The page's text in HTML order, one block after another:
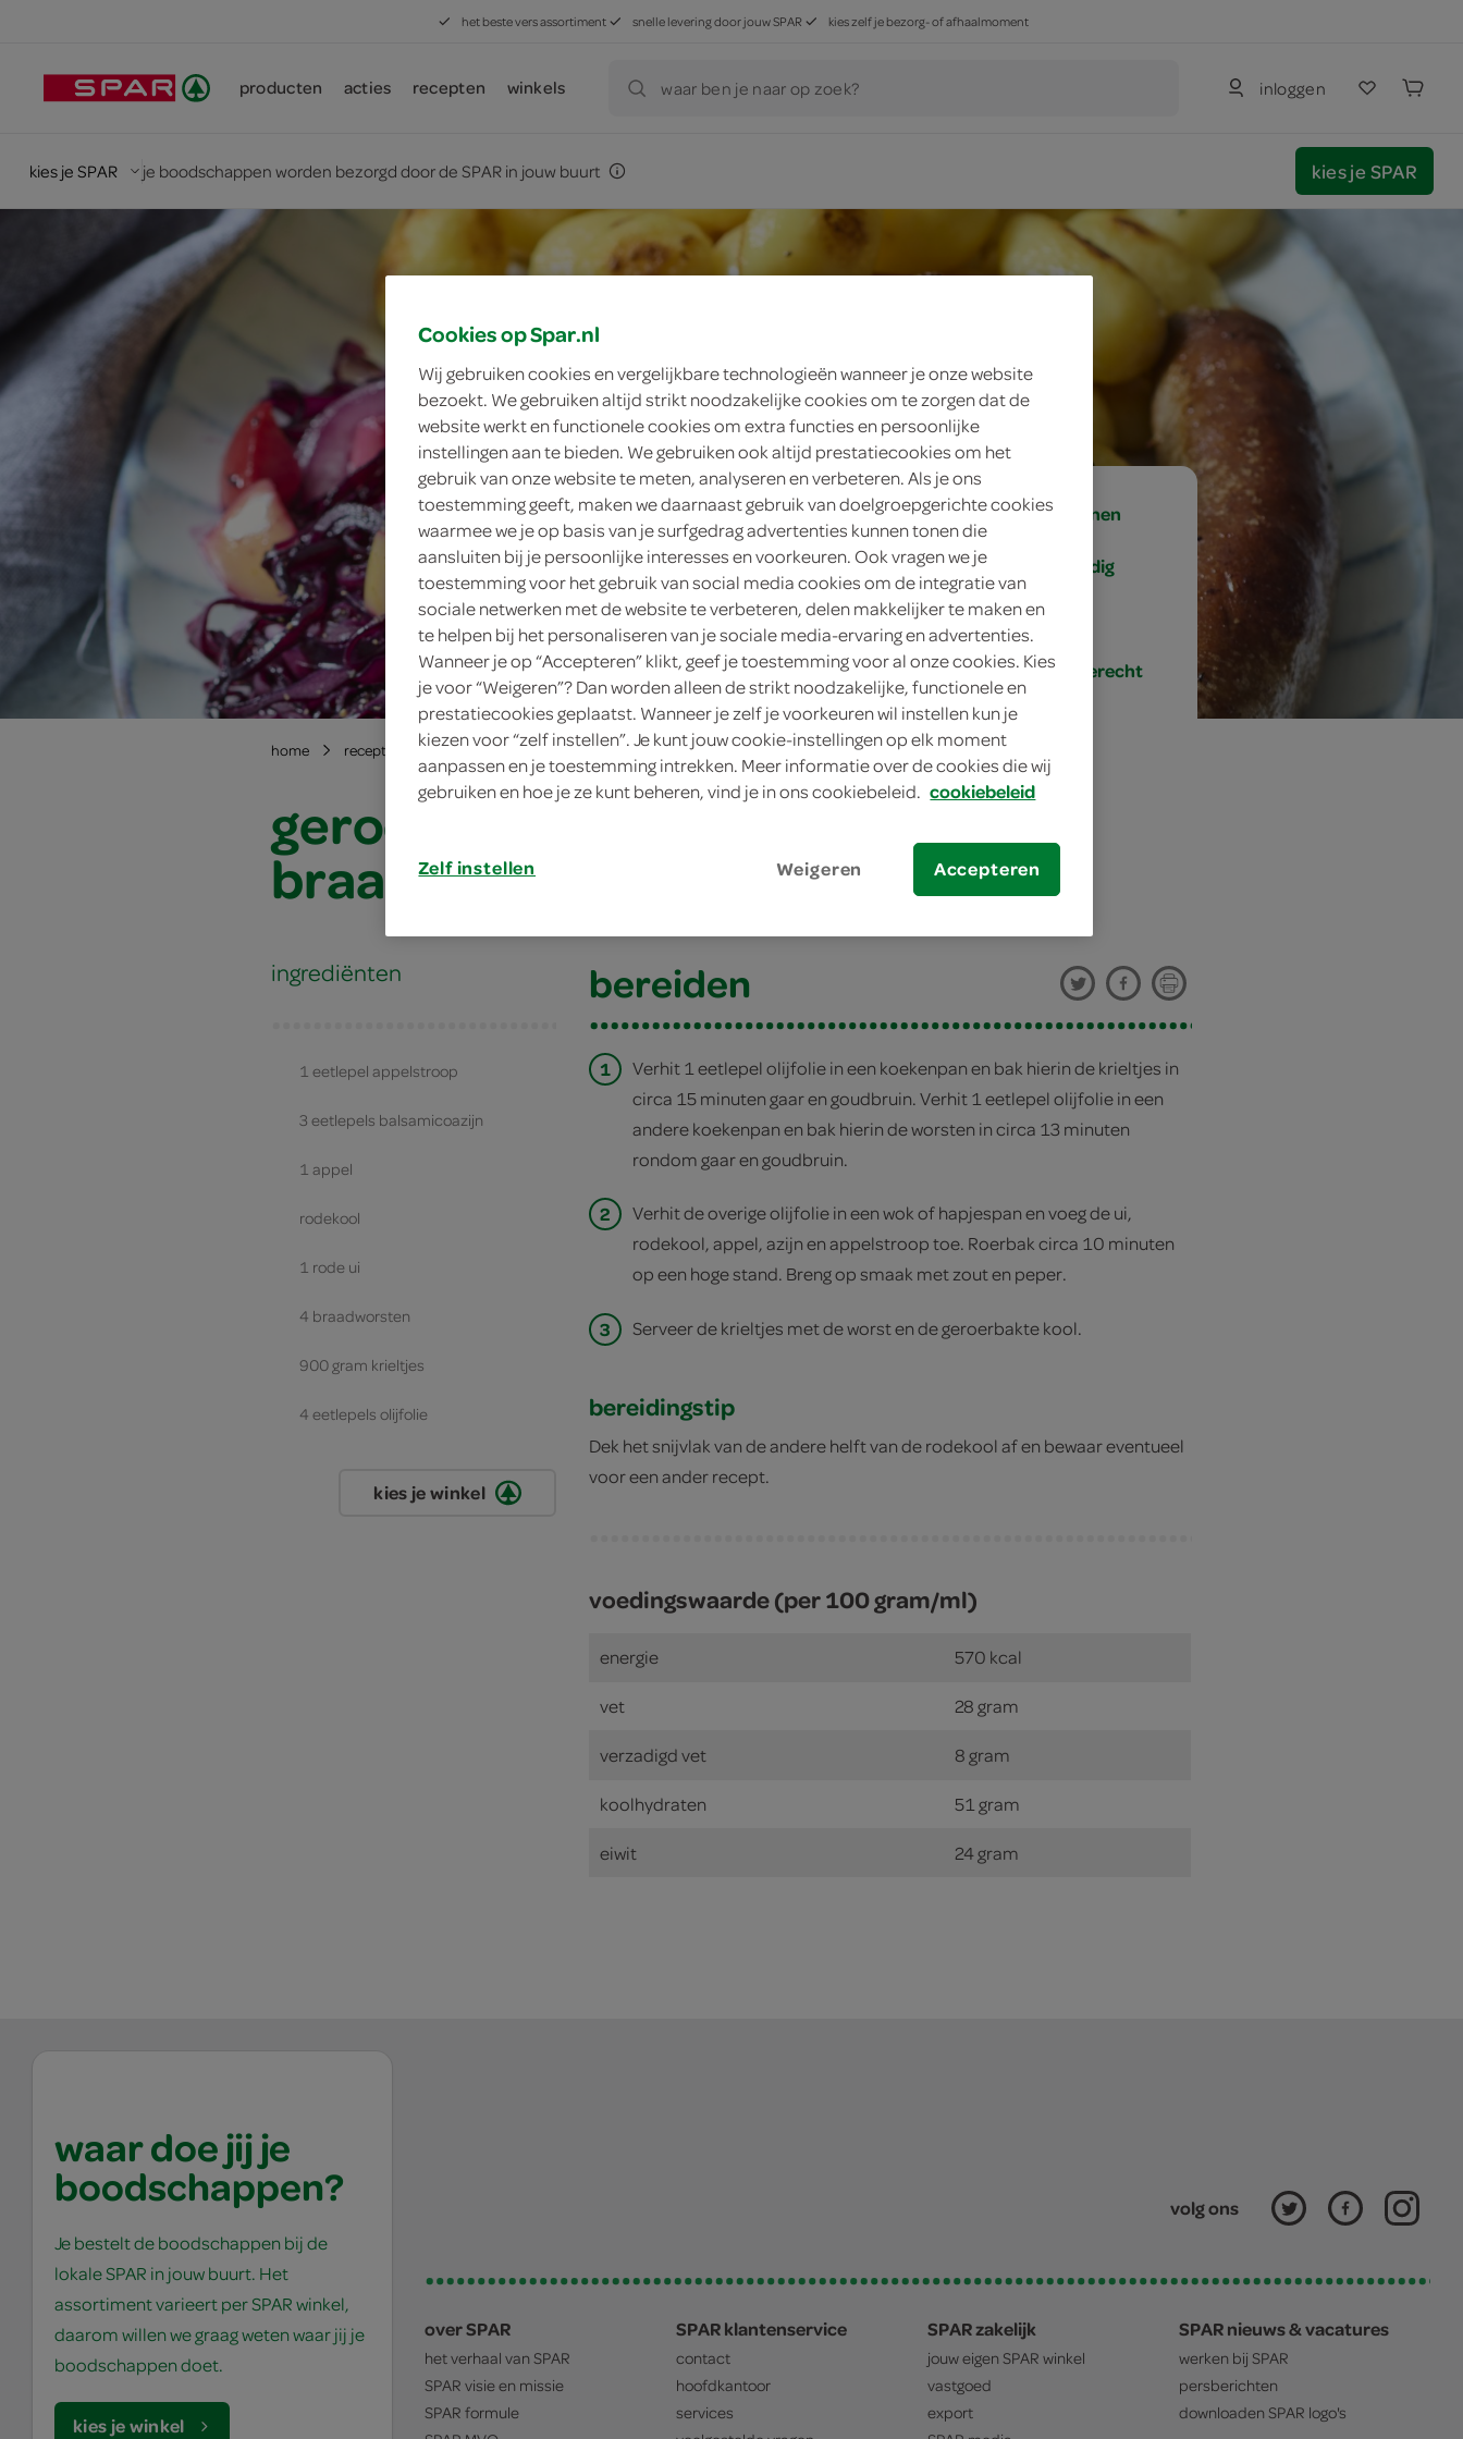
het beste vers assortiment snelle levering door jouw SPAR kies zelf je bezorg- of afhaalmoment
producten acties recepten winkels waar ben je naar op zoek? inloggen
kies je SPAR je boodschappen worden bezorgd door de SPAR in jouw buurt kies je SPAR
4 personen
eenvoudig
20 min.
hoofdgerecht
home recepten geroerbakte rodekool met braadworst en krieltjes
geroerbakte rodekool met
braadworst en krieltjes
ingrediënten
1 eetlepel appelstroop
3 eetlepels balsamicoazijn
1 appel
rodekool
1 rode ui
4 braadworsten
900 gram krieltjes
4 eetlepels olijfolie
kies je winkel
bereiden
1
Verhit 1 eetlepel olijfolie in een koekenpan en bak hierin de krieltjes in
circa 15 minuten gaar en goudbruin. Verhit 1 eetlepel olijfolie in een
andere koekenpan en bak hierin de worsten in circa 13 minuten
rondom gaar en goudbruin.
2
Verhit de overige olijfolie in een wok of hapjespan en voeg de ui,
rodekool, appel, azijn en appelstroop toe. Roerbak circa 10 minuten
op een hoge stand. Breng op smaak met zout en peper.
3 Serveer de krieltjes met de worst en de geroerbakte kool.
bereidingstip
Dek het snijvlak van de andere helft van de rodekool af en bewaar eventueel
voor een ander recept.
voedingswaarde (per 100 gram/ml)
energie 570 kcal
vet 28 gram
verzadigd vet 8 gram
koolhydraten 51 gram
eiwit 24 gram
waar doe jij je
boodschappen?
Je bestelt de boodschappen bij de
lokale SPAR in jouw buurt. Het
assortiment varieert per SPAR winkel,
daarom willen we graag weten waar jij je
boodschappen doet.
kies je winkel
volg ons
over SPAR
het verhaal van SPAR
SPAR visie en missie
SPAR formule
SPAR klantenservice
contact
hoofdkantoor
services
SPAR zakelijk
jouw eigen SPAR winkel
vastgoed
export
SPAR nieuws & vacatures
werken bij SPAR
persberichten
downloaden SPAR logo's
Cookies op Spar.nl
Wij gebruiken cookies en vergelijkbare technologieën wanneer je onze website
bezoekt. We gebruiken altijd strikt noodzakelijke cookies om te zorgen dat de
website werkt en functionele cookies om extra functies en persoonlijke
instellingen aan te bieden. We gebruiken ook altijd prestatiecookies om het
gebruik van onze website te meten, analyseren en verbeteren. Als je ons
toestemming geeft, maken we daarnaast gebruik van doelgroepgerichte cookies
waarmee we je op basis van je surfgedrag advertenties kunnen tonen die
aansluiten bij je persoonlijke interesses en voorkeuren. Ook vragen we je
toestemming voor het gebruik van social media cookies om de integratie van
sociale netwerken met de website te verbeteren, delen makkelijker te maken en
te helpen bij het personaliseren van je sociale media-ervaring en advertenties.
Wanneer je op “Accepteren” klikt, geef je toestemming voor al onze cookies. Kies
je voor “Weigeren”? Dan worden alleen de strikt noodzakelijke, functionele en
prestatiecookies geplaatst. Wanneer je zelf je voorkeuren wil instellen kun je
kiezen voor “zelf instellen”. Je kunt jouw cookie-instellingen op elk moment
aanpassen en je toestemming intrekken. Meer informatie over de cookies die wij
gebruiken en hoe je ze kunt beheren, vind je in ons cookiebeleid. cookiebeleid
Zelf instellen Weigeren Accepteren